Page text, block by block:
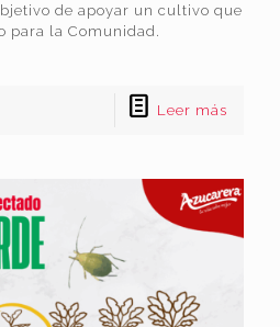
de apoyar un cultivo que
para la Comunidad.
Leer más